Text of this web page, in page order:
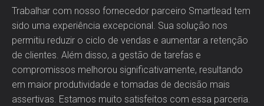
Trabalhar com nosso fornecedor parceiro Smartlead tem
sido uma experiência excepcional. Sua solução nos
permitiu reduzir o ciclo de vendas e aumentar a retenção
de clientes. Além disso, a gestão de tarefas e
compromissos melhorou significativamente, resultando
em maior produtividade e tomadas de decisão mais
assertivas. Estamos muito satisfeitos com essa parceria.